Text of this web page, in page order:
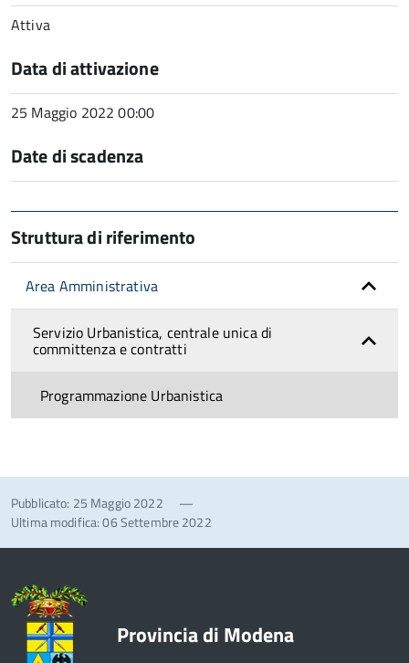
Attiva
Data di attivazione
25 Maggio 2022 00:00
Date di scadenza
Struttura di riferimento
Area Amministrativa
Servizio Urbanistica, centrale unica di
committenza e contratti
Programmazione Urbanistica
Pubblicato: 25 Maggio 2022
—
Ultima modifica: 06 Settembre 2022
Provincia di Modena